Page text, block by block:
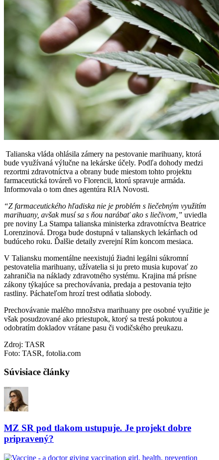
Talianska vláda ohlásila zámery na pestovanie marihuany, ktorá
bude využívaná výlučne na lekárske účely. Podľa dohody medzi
rezortmi zdravotníctva a obrany bude miestom tohto projektu
farmaceutická továreň vo Florencii, ktorú spravuje armáda.
Informovala o tom dnes agentúra RIA Novosti.
“Z farmaceutického hľadiska nie je problém s liečebným využitím
marihuany, avšak musí sa s ňou narábať ako s liečivom,” uviedla
pre noviny La Stampa talianska ministerka zdravotníctva Beatrice
Lorenzinová. Droga bude dostupná v talianskych lekárňach od
budúceho roku. Ďalšie detaily zverejní Rím koncom mesiaca.
V Taliansku momentálne neexistujú žiadni legálni súkromní
pestovatelia marihuany, užívatelia si ju preto musia kupovať zo
zahraničia na náklady zdravotného systému. Krajina má prísne
zákony týkajúce sa prechovávania, predaja a pestovania tejto
rastliny. Páchateľom hrozí trest odňatia slobody.
Prechovávanie malého množstva marihuany pre osobné využitie je
však posudzované ako priestupok, ktorý sa trestá pokutou a
odobratím dokladov vrátane pasu či vodičského preukazu.
Zdroj: TASR
Foto: TASR, fotolia.com
Súvisiace články
MZ SR pod tlakom ustupuje. Je projekt dobre
pripravený?